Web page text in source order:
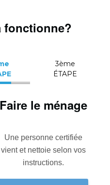
fonctionne?
3ème
ÉTAPE
Faire le ménage
Une personne certifiée
vient et nettoie selon vos
instructions.